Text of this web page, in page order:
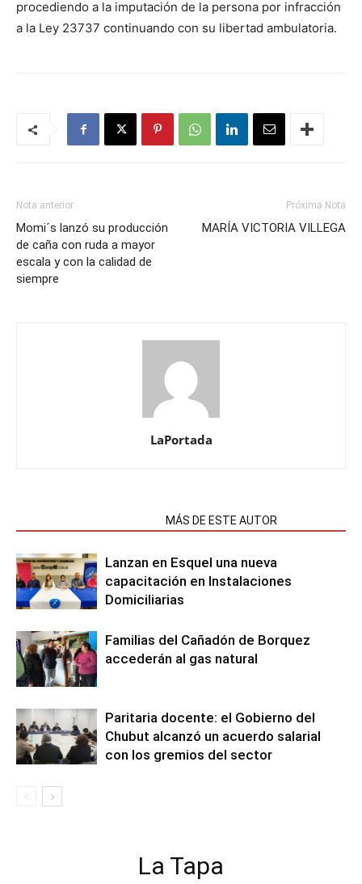
procediendo a la imputación de la persona por infracción
a la Ley 23737 continuando con su libertad ambulatoria.
Nota anterior
Momi´s lanzó su producción
de caña con ruda a mayor
escala y con la calidad de
siempre
Próxima Nota
MARÍA VICTORIA VILLEGA
LaPortada
MÁS DE ESTE AUTOR
Lanzan en Esquel una nueva
capacitación en Instalaciones
Domiciliarias
Familias del Cañadón de Borquez
accederán al gas natural
Paritaria docente: el Gobierno del
Chubut alcanzó un acuerdo salarial
con los gremios del sector
La Tapa